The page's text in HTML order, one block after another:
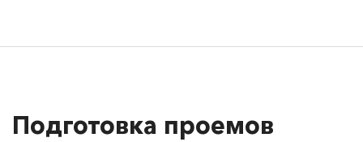
Подготовка проемов